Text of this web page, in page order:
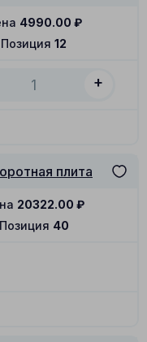
Позиция 12
4990.00 ₽
+
плита
Позиция 40
20322.00 ₽